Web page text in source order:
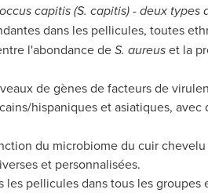
capitis (S. capitis) - deux types
dans les pellicules, toutes
l'abondance deS. aureuset la
de gènes de facteurs de
hispaniques et asiatiques, avec
du microbiome du cuir chevelu
et personnalisées.
pellicules dans tous les groupes